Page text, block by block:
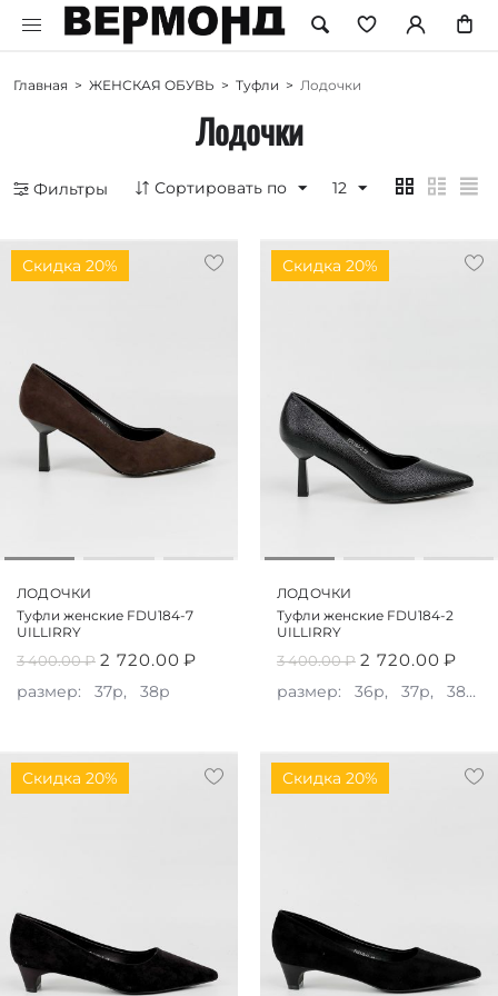
Главная > ЖЕНСКАЯ ОБУВЬ > Туфли > Лодочки
Лодочки
Фильтры Сортировать по 12
Скидка 20%
ЛОДОЧКИ
Туфли женские FDU184-7
UILLIRRY
3 400.00₽ 2 720.00 ₽
размер: 37р, 38р
Скидка 20%
ЛОДОЧКИ
Туфли женские FDU184-2
UILLIRRY
3 400.00₽ 2 720.00 ₽
размер: 36р, 37р, 38р,
Скидка 20% Скидка 20%